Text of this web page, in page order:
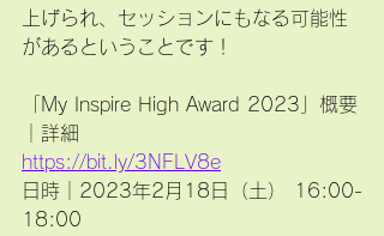
上げられ、セッションにもなる可能性
があるということです！
「My Inspire High Award 2023」概要
｜詳細
https://bit.ly/3NFLV8e
日時｜2023年2月18日（土） 16:00-
18:00